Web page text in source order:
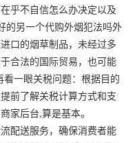
乎不自信怎么办决定以及
的另一个代购外烟犯法吗外
口的烟草制品，未经过多
合法的国际贸易，也可能
一眼关税问题：根据目的
前了解关税计算方式和支
家后台,算是基本。
配送服务，确保消费者能